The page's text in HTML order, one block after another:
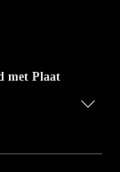
met Plaat